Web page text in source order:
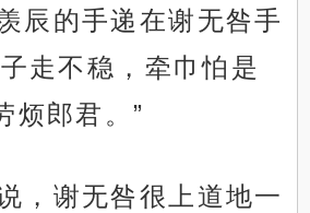
辰的手递在谢无咎手
走不稳，牵巾怕是
烦郎君。”
，谢无咎很上道地一